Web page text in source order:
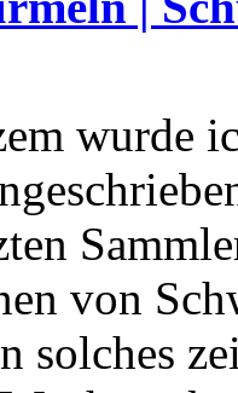
wurde
von
solches